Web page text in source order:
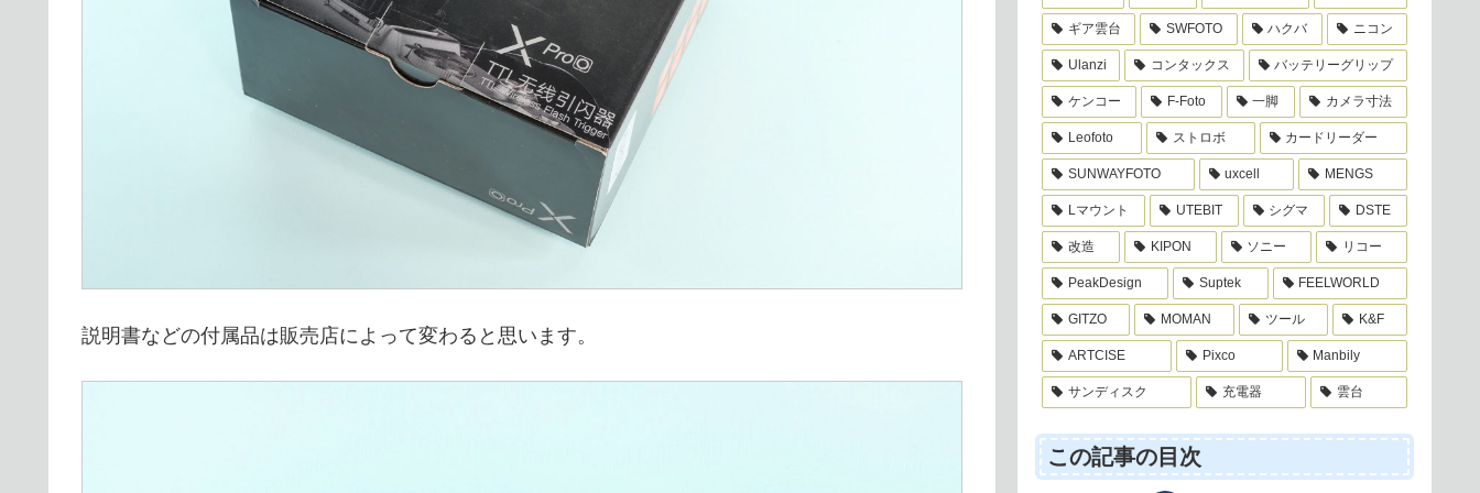
説明書などの付属品は販売店によって変わると思います。
ギア雲台 SWFOTO ハクバ ニコン
Ulanzi コンタックス バッテリーグリップ
ケンコー F-Foto 一脚 カメラ寸法
Leofoto ストロボ カードリーダー
SUNWAYFOTO uxcell MENGS
Lマウント UTEBIT シグマ DSTE
改造 KIPON ソニー リコー
PeakDesign Suptek FEELWORLD
GITZO MOMAN ツール K&F
ARTCISE Pixco Manbily
サンディスク 充電器 雲台
この記事の目次